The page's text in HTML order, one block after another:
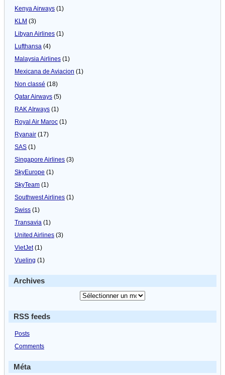
Kenya Airways (1)
KLM (3)
Libyan Airlines (1)
Lufthansa (4)
Malaysia Airlines (1)
Mexicana de Aviacion (1)
Non classé (18)
Qatar Airways (5)
RAK AIrways (1)
Royal Air Maroc (1)
Ryanair (17)
SAS (1)
Singapore Airlines (3)
SkyEurope (1)
SkyTeam (1)
Southwest Airlines (1)
Swiss (1)
Transavia (1)
United Airlines (3)
VietJet(1)
Vueling (1)
Archives
RSS feeds
Posts
Comments
Méta